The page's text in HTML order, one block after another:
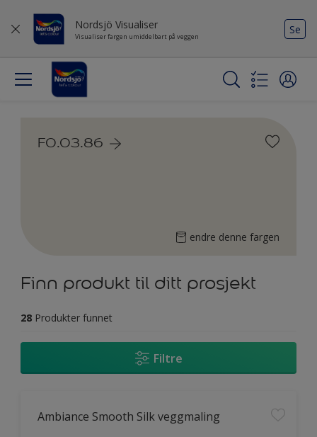
Nordsjö Visualiser
Visualiser fargen umiddelbart på veggen
Se
F0.03.86
endre denne fargen
Finn produkt til ditt prosjekt
28 Produkter funnet
Filtre
Ambiance Smooth Silk veggmaling